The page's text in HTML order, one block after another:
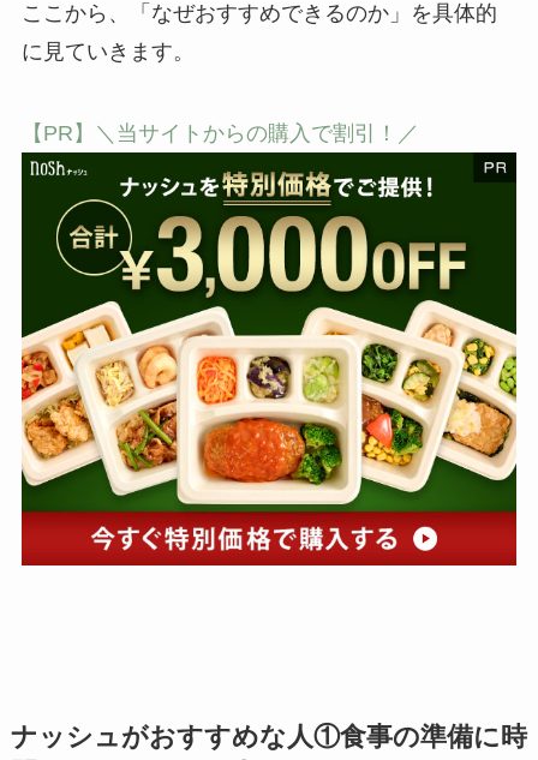
ここから、「なぜおすすめできるのか」を具体的
に見ていきます。
【PR】＼当サイトからの購入で割引！／
ナッシュがおすすめな人①食事の準備に時